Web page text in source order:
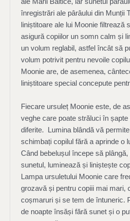
înregistrări ale pârâului din Munții
liniștitoare ale lui Moonie filtrează
asigură copiilor un somn calm și
un volum reglabil, astfel încât să
volum potrivit pentru nevoile
Moonie are, de asemenea,
liniștitoare special concepute
Fiecare ursuleț Moonie este, de
veghe care poate străluci în șapte
diferite. Lumina blândă vă
schimbați copilul fără a aprinde o
Când bebelușul începe să
sunetul, luminează și liniștește
Lampa ursuletului Moonie care
grozavă și pentru copiii mai mari,
coșmaruri și se tem de întuneric.
de noapte însăși fără sunet și o